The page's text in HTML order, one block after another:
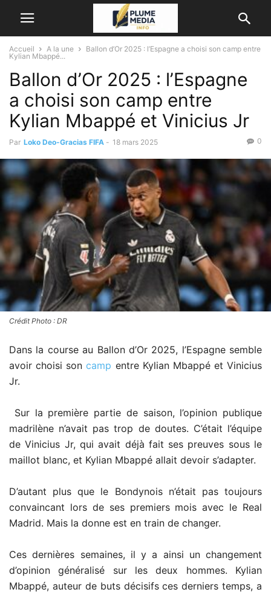
Accueil A la une
Ballon d’Or 2025 : l’Espagne a choisi son camp entre
Kylian Mbappé...
Ballon d’Or 2025 : l’Espagne
a choisi son camp entre
Kylian Mbappé et Vinicius Jr
Par Loko Deo-Gracias FIFA - 18 mars 2025 0
Crédit Photo : DR
Dans la course au Ballon d’Or 2025, l’Espagne semble
avoir choisi soncamp entre Kylian Mbappé et Vinicius
Jr.
Sur la première partie de saison, l’opinion publique
madrilène n’avait pas trop de doutes. C’était l’équipe
de Vinicius Jr, qui avait déjà fait ses preuves sous le
maillot blanc, et Kylian Mbappé allait devoir s’adapter.
D’autant plus que le Bondynois n’était pas toujours
convaincant lors de ses premiers mois avec le Real
Madrid. Mais la donne est en train de changer.
Ces dernières semaines, il y a ainsi un changement
d’opinion généralisé sur les deux hommes. Kylian
Mbappé, auteur de buts décisifs ces derniers temps, a